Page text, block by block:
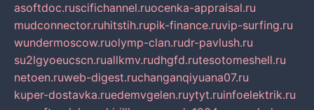
asoftdoc.ruscifichannel.ruocenka-appraisal.ru
mudconnector.ruhitstih.rupik-finance.ruvip-surfing.ru
wundermoscow.ruolymp-clan.rudr-pavlush.ru
su2lgyoeucscn.ruallkmv.rudhgfd.rutesotomeshell.ru
netoen.ruweb-digest.ruchanganqiyuana07.ru
kuper-dostavka.ruedemvgelen.ruytyt.ruinfoelektrik.ru